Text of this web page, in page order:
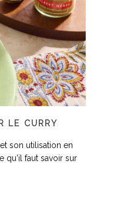
LE CURRY
son utilisation en
qu'il faut savoir sur